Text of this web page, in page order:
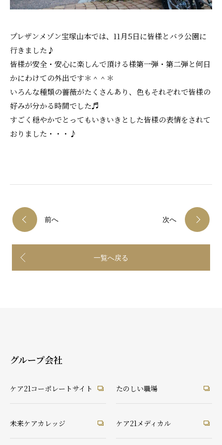
プレザンメゾン宝塚山本では、11月5日に皆様とバラ公園に
行きました♪
皆様が安全・安心に楽しんで頂ける様第一弾・第二弾と何日
かにわけての外出です＊＾＾＊
いろんな種類の薔薇がたくさんあり、色もそれぞれで皆様の
好みが分かる時間でした♬
すごく穏やかでとってもいきいきとした皆様の表情をされて
おりました・・・♪
前へ
一覧へ戻る
次へ
グループ会社
ケア21コーポレートサイト たのしい職場
未来ケアカレッジ ケア21メディカル